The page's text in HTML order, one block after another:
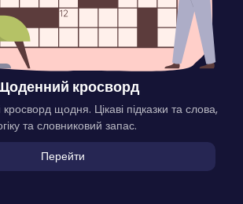
кросворд
щодня. Цікаві підказки та слова,
та словниковий запас.
Перейти